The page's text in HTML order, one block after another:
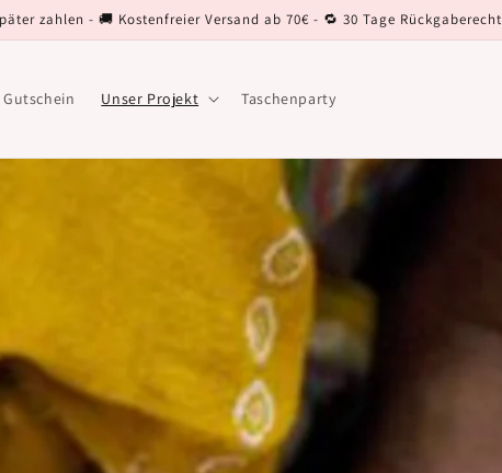
zahlen - 🚚 Kostenfreier Versand ab 70€ - 🔁 30 Tage Rückgaberecht
Gutschein Unser Projekt Taschenparty